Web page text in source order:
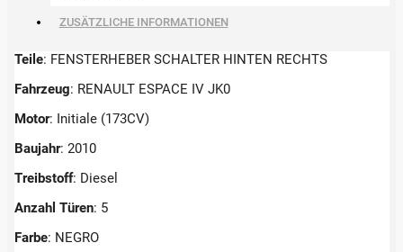
ZUSÄTZLICHE INFORMATIONEN
Teile: FENSTERHEBER SCHALTER HINTEN RECHTS
Fahrzeug: RENAULT ESPACE IV JK0
Motor: Initiale (173CV)
Baujahr: 2010
Treibstoff: Diesel
Anzahl Türen: 5
Farbe: NEGRO